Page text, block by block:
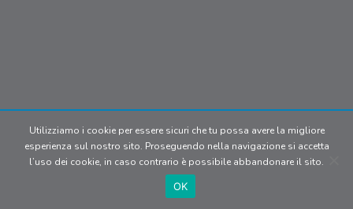
© 2024 Copyright | Dune S.r.l P.IVA
09902170969. All media belong
to their respective owners.Privacy
Utilizziamo i cookie per essere sicuri che tu possa avere la migliore
esperienza sul nostro sito. Proseguendo nella navigazione si accetta
l’uso dei cookie, in caso contrario è possibile abbandonare il sito.
OK